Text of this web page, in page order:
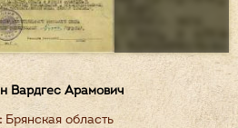
Вардгес Арамович
Брянская область